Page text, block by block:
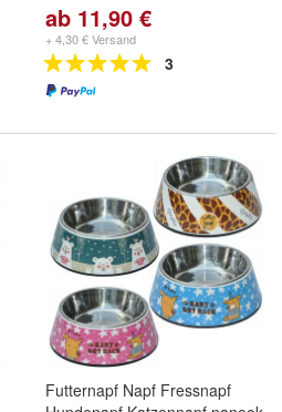
ab 11,90 €
+ 4,30 € Versand
3
Futternapf Napf Fressnapf